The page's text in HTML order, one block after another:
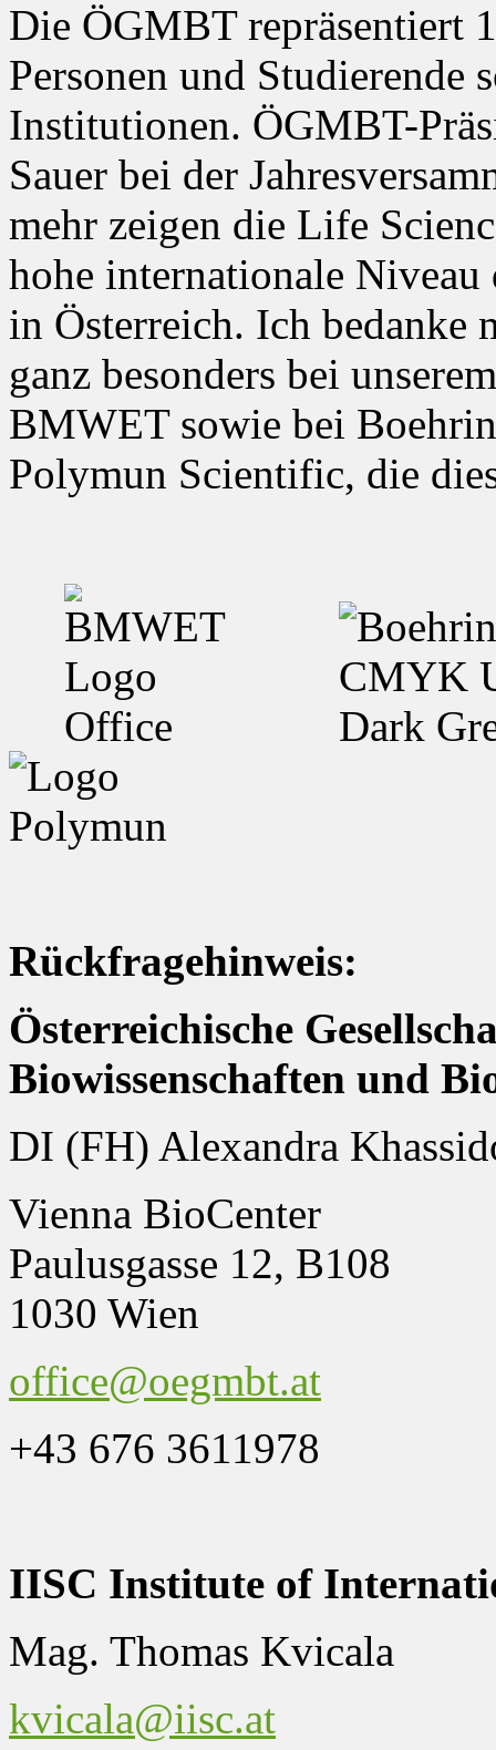
Die ÖGMBT repräsentiert
Personen und Studierende
Institutionen. ÖGMBT-
Sauer bei der
mehr zeigen die Life
hohe internationale Niveau
in Österreich. Ich bedanke
ganz besonders bei
BMWET sowie bei
Polymun Scientific, die
Rückfragehinweis:
Österreichische
Biowissenschaften und
DI (FH) Alexandra
Vienna BioCenter
Paulusgasse 12, B108
1030 Wien
office@oegmbt.at
+43 676 3611978
IISC Institute of
Mag. Thomas Kvicala
kvicala@iisc.at